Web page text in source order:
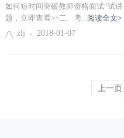
如何短时间突破教师资格面试“试
题，立即查看>>二、考...阅读全文>
zlj
2018-01-07
上一页